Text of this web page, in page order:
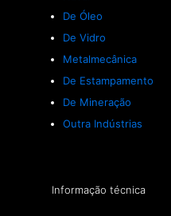
De Óleo
De Vidro
Metalmecânica
De Estampamento
De Mineração
Outra Indústrias
Informação técnica